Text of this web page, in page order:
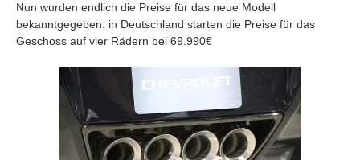
Nun wurden endlich die Preise für das neue Modell
bekanntgegeben: in Deutschland starten die Preise für das
Geschoss auf vier Rädern bei 69.990€